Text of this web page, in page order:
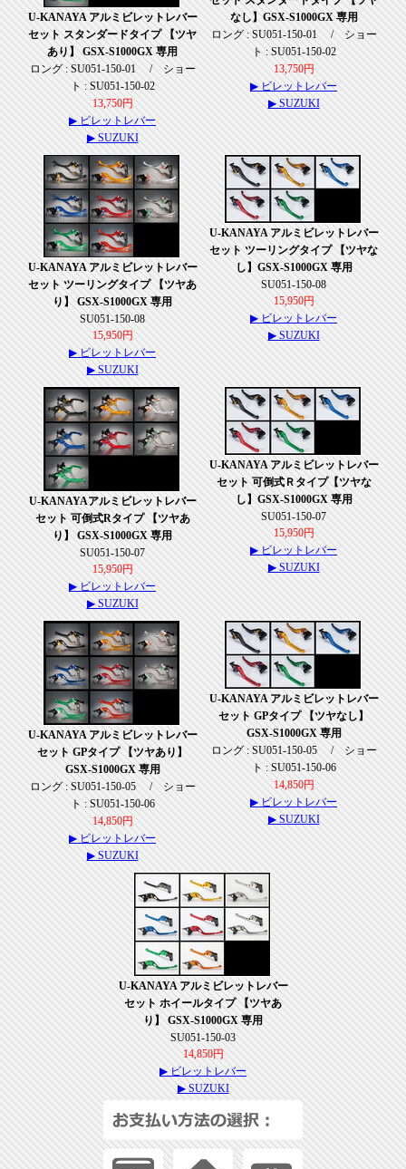
U-KANAYA アルミビレットレバー
セット スタンダードタイプ 【ツヤ
あり】 GSX-S1000GX 専用
ロング : SU051-150-01 / ショー
ト : SU051-150-02
13,750円
▶ ビレットレバー
▶ SUZUKI
なし】GSX-S1000GX 専用
ロング : SU051-150-01 / ショー
ト : SU051-150-02
13,750円
▶ ビレットレバー
▶ SUZUKI
U-KANAYA アルミビレットレバー
セット ツーリングタイプ 【ツヤあ
り】 GSX-S1000GX 専用
SU051-150-08
15,950円
▶ ビレットレバー
▶ SUZUKI
U-KANAYA アルミビレットレバー
セット ツーリングタイプ 【ツヤな
し】GSX-S1000GX 専用
SU051-150-08
15,950円
▶ ビレットレバー
▶ SUZUKI
U-KANAYAアルミビレットレバー
セット 可倒式Rタイプ 【ツヤあ
り】 GSX-S1000GX 専用
SU051-150-07
15,950円
▶ ビレットレバー
▶ SUZUKI
U-KANAYA アルミビレットレバー
セット 可倒式Ｒタイプ【ツヤな
し】GSX-S1000GX 専用
SU051-150-07
15,950円
▶ ビレットレバー
▶ SUZUKI
U-KANAYA アルミビレットレバー
セット GPタイプ 【ツヤあり】
GSX-S1000GX 専用
ロング : SU051-150-05 / ショー
ト : SU051-150-06
14,850円
▶ ビレットレバー
▶ SUZUKI
U-KANAYA アルミビレットレバー
セット GPタイプ 【ツヤなし】
GSX-S1000GX 専用
ロング : SU051-150-05 / ショー
ト : SU051-150-06
14,850円
▶ ビレットレバー
▶ SUZUKI
U-KANAYA アルミビレットレバー
セット ホイールタイプ 【ツヤあ
り】 GSX-S1000GX 専用
SU051-150-03
14,850円
▶ ビレットレバー
▶ SUZUKI